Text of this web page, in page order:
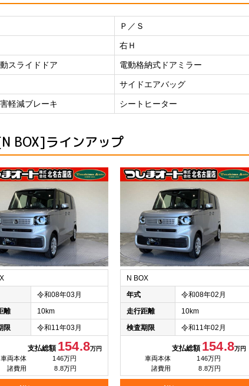
Ｐ／Ｓ
右Ｈ
スライドドア 電動格納式ドアミラー
サイドエアバッグ
軽減ブレーキ シートヒーター
BOX]ラインアップ
令和08年03月
離
10km
限
令和11年03月
支払総額 154.8万円
車両本体
146万円
諸費用
8.8万円
N BOX
年式
令和08年02月
走行距離
10km
検査期限
令和11年02月
支払総額 154.8万円
車両本体
146万円
諸費用
8.8万円